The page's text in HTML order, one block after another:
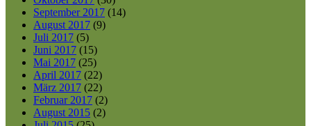
September 2017 (14)
August 2017 (9)
Juli 2017 (5)
Juni 2017 (15)
Mai 2017 (25)
April 2017 (22)
März 2017 (22)
Februar 2017 (2)
August 2015 (2)